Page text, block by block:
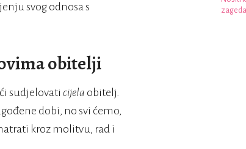
svog odnosa s
obitelji
sudjelovati cijela obitelj.
dobi, no svi ćemo,
kroz molitvu, rad i